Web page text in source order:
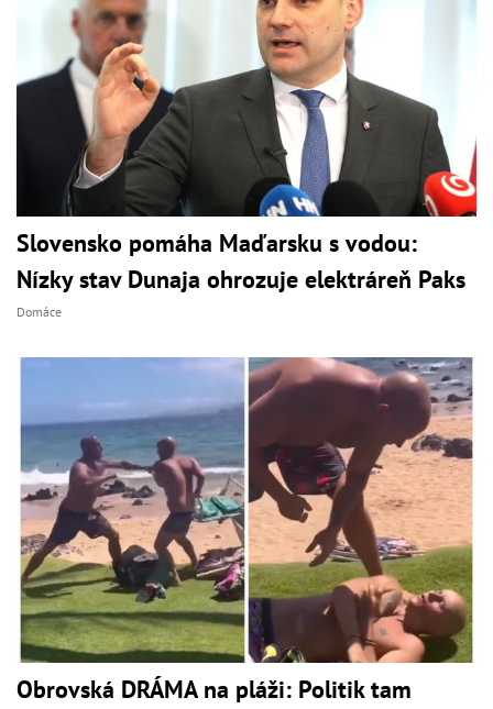
Slovensko pomáha Maďarsku s vodou:
Nízky stav Dunaja ohrozuje elektráreň Paks
Domáce
Obrovská DRÁMA na pláži: Politik tam